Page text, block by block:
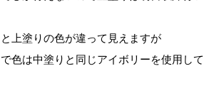
上塗りの色が違って見えますが
色は中塗りと同じアイボリーを使用して